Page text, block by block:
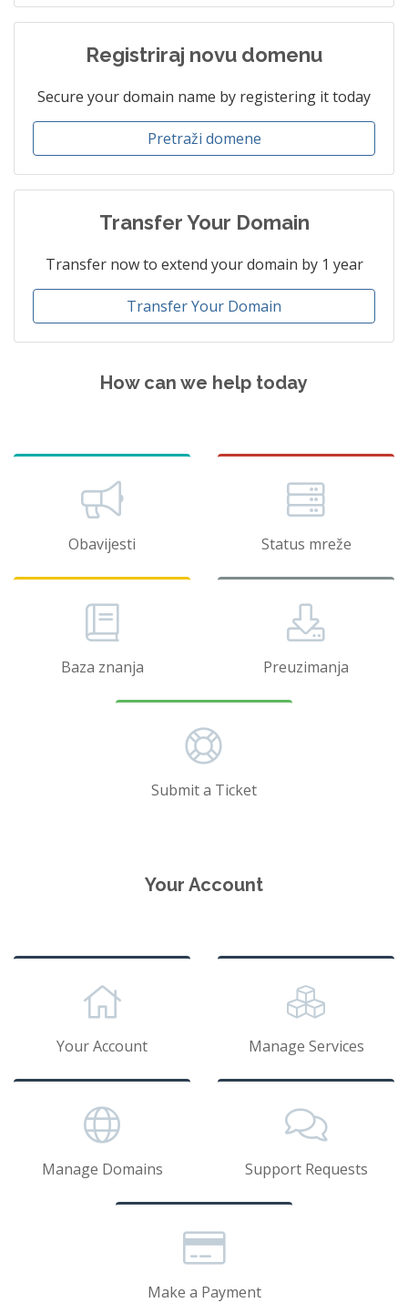
Registriraj novu domenu
Secure your domain name by registering it today
Pretraži domene
Transfer Your Domain
Transfer now to extend your domain by 1 year
Transfer Your Domain
How can we help today
Obavijesti Status mreže
Baza znanja Preuzimanja
Submit a Ticket
Your Account
Your Account Manage Services
Manage Domains Support Requests
Make a Payment